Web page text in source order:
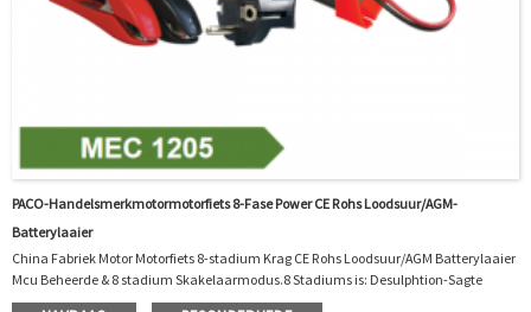
PACO-Handelsmerkmotormotorfiets 8-Fase Power CE Rohs Loodsuur/AGM-
Batterylaaier
China Fabriek Motor Motorfiets 8-stadium Krag CE Rohs Loodsuur/AGM Batterylaaier
Mcu Beheerde & 8 stadium Skakelaarmodus.8 Stadiums is: Desulphtion-Sagte
begin-Bulk-Absorpsie-Analiseer-Herstel-Float-Pulse.Funksie: 1. Polariteitbeskerming